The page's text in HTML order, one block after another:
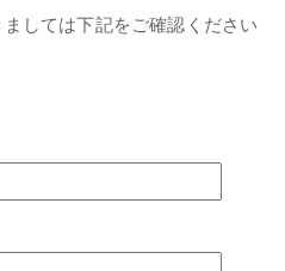
しては下記をご確認ください